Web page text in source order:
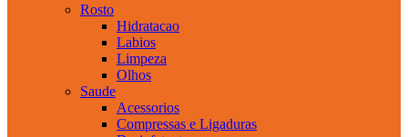
Rosto
Hidratacao
Labios
Limpeza
Olhos
Saude
Acessorios
Compressas e Ligaduras